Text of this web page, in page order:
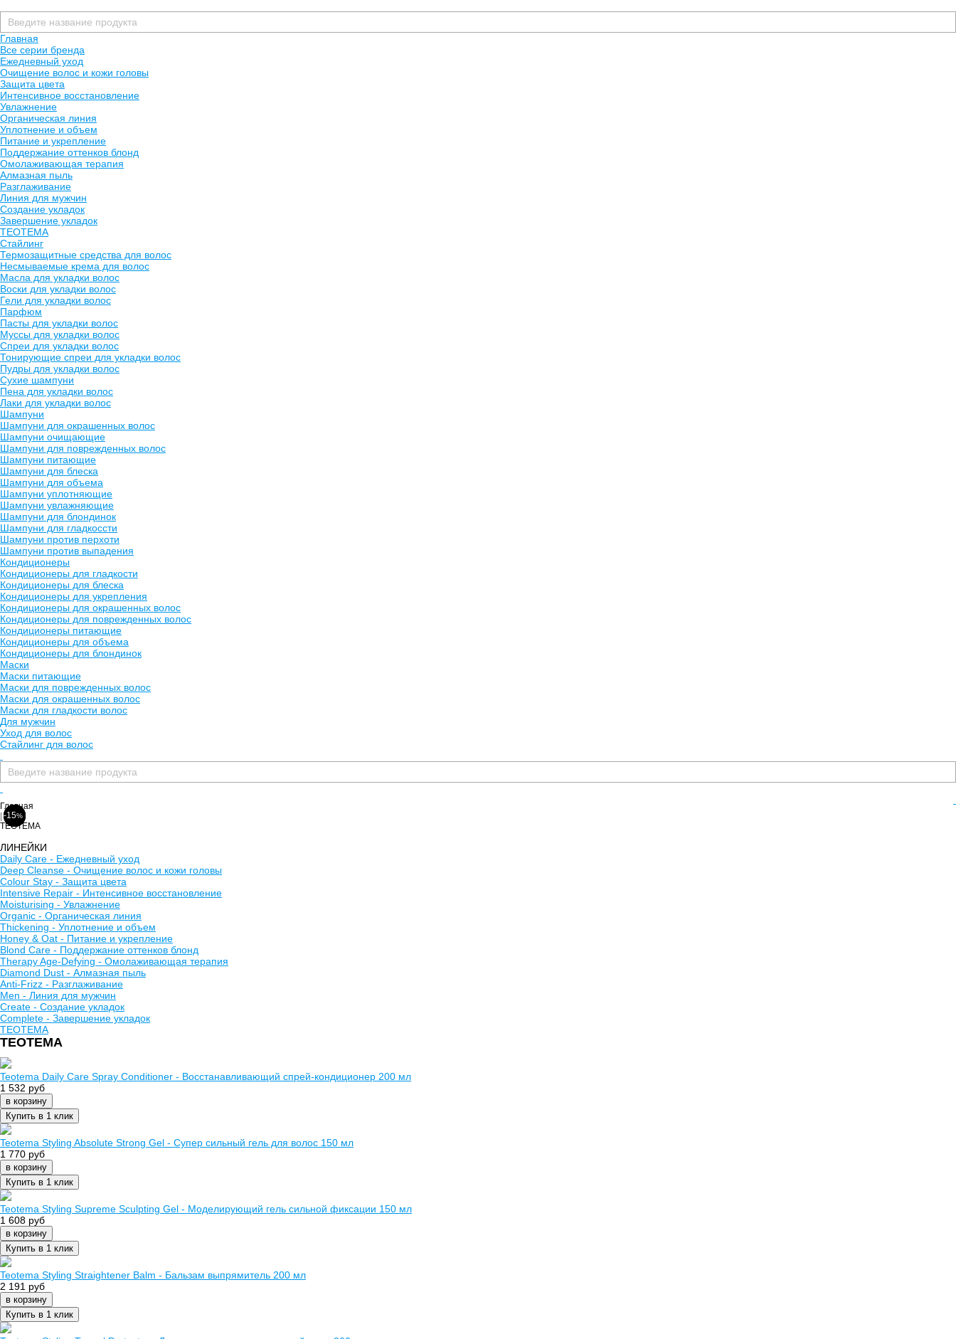
Главная
Все серии бренда
Ежедневный уход
Очищение волос и кожи головы
Защита цвета
Интенсивное восстановление
Увлажнение
Органическая линия
Уплотнение и объем
Питание и укрепление
Поддержание оттенков блонд
Омолаживающая терапия
Алмазная пыль
Разглаживание
Линия для мужчин
Создание укладок
Завершение укладок
TEOTEMA
Стайлинг
Термозащитные средства для волос
Несмываемые крема для волос
Масла для укладки волос
Воски для укладки волос
Гели для укладки волос
Парфюм
Пасты для укладки волос
Муссы для укладки волос
Спреи для укладки волос
Тонирующие спреи для укладки волос
Пудры для укладки волос
Сухие шампуни
Пена для укладки волос
Лаки для укладки волос
Шампуни
Шампуни для окрашенных волос
Шампуни очищающие
Шампуни для поврежденных волос
Шампуни питающие
Шампуни для блеска
Шампуни для объема
Шампуни уплотняющие
Шампуни увлажняющие
Шампуни для блондинок
Шампуни для гладкоссти
Шампуни против перхоти
Шампуни против выпадения
Кондиционеры
Кондиционеры для гладкости
Кондиционеры для блеска
Кондиционеры для укрепления
Кондиционеры для окрашенных волос
Кондиционеры для поврежденных волос
Кондиционеры питающие
Кондиционеры для объема
Кондиционеры для блондинок
Маски
Маски питающие
Маски для поврежденных волос
Маски для окрашенных волос
Маски для гладкости волос
Для мужчин
Уход для волос
Стайлинг для волос
Главная
TEOTEMA
ЛИНЕЙКИ
Daily Care - Ежедневный уход
Deep Cleanse - Очищение волос и кожи головы
Colour Stay - Защита цвета
Intensive Repair - Интенсивное восстановление
Moisturising - Увлажнение
Organic - Органическая линия
Thickening - Уплотнение и объем
Honey & Oat - Питание и укрепление
Blond Care - Поддержание оттенков блонд
Therapy Age-Defying - Омолаживающая терапия
Diamond Dust - Алмазная пыль
Anti-Frizz - Разглаживание
Men - Линия для мужчин
Create - Создание укладок
Complete - Завершение укладок
TEOTEMA
TEOTEMA
Teotema Daily Care Spray Conditioner - Восстанавливающий спрей-кондиционер 200 мл
1 532 руб
в корзину
Купить в 1 клик
Teotema Styling Absolute Strong Gel - Супер сильный гель для волос 150 мл
1 770 руб
в корзину
Купить в 1 клик
Teotema Styling Supreme Sculpting Gel - Моделирующий гель сильной фиксации 150 мл
1 608 руб
в корзину
Купить в 1 клик
Teotema Styling Straightener Balm - Бальзам выпрямитель 200 мл
2 191 руб
в корзину
Купить в 1 клик
-15%
-15%
-15%